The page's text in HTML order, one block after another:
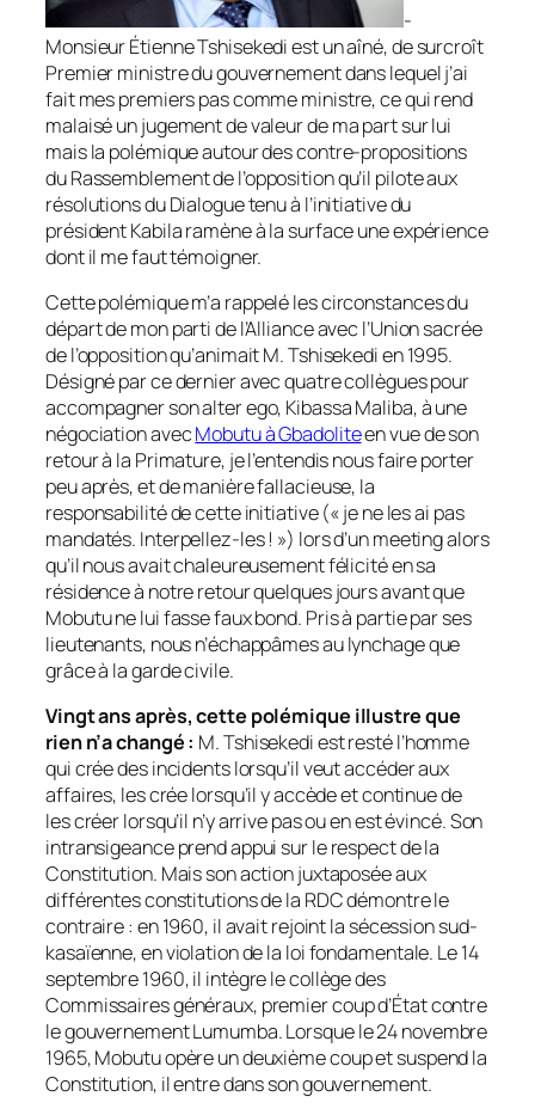
-
Monsieur Étienne Tshisekedi est un aîné, de surcroît
Premier ministre du gouvernement dans lequel j’ai
fait mes premiers pas comme ministre, ce qui rend
malaisé un jugement de valeur de ma part sur lui
mais la polémique autour des contre-propositions
du Rassemblement de l’opposition qu’il pilote aux
résolutions du Dialogue tenu à l’initiative du
président Kabila ramène à la surface une expérience
dont il me faut témoigner.
Cette polémique m’a rappelé les circonstances du
départ de mon parti de l’Alliance avec l’Union sacrée
de l’opposition qu’animait M. Tshisekedi en 1995.
Désigné par ce dernier avec quatre collègues pour
accompagner son alter ego, Kibassa Maliba, à une
négociation avecMobutu à Gbadoliteen vue de son
retour à la Primature, je l’entendis nous faire porter
peu après, et de manière fallacieuse, la
responsabilité de cette initiative (« je ne les ai pas
mandatés. Interpellez-les ! ») lors d’un meeting alors
qu’il nous avait chaleureusement félicité en sa
résidence à notre retour quelques jours avant que
Mobutu ne lui fasse faux bond. Pris à partie par ses
lieutenants, nous n’échappâmes au lynchage que
grâce à la garde civile.
Vingt ans après, cette polémique illustre que
rien n’a changé : M. Tshisekedi est resté l’homme
qui crée des incidents lorsqu’il veut accéder aux
affaires, les crée lorsqu’il y accède et continue de
les créer lorsqu’il n’y arrive pas ou en est évincé. Son
intransigeance prend appui sur le respect de la
Constitution. Mais son action juxtaposée aux
différentes constitutions de la RDC démontre le
contraire : en 1960, il avait rejoint la sécession sud-
kasaïenne, en violation de la loi fondamentale. Le 14
septembre 1960, il intègre le collège des
Commissaires généraux, premier coup d’État contre
le gouvernement Lumumba. Lorsque le 24 novembre
1965, Mobutu opère un deuxième coup et suspend la
Constitution, il entre dans son gouvernement.